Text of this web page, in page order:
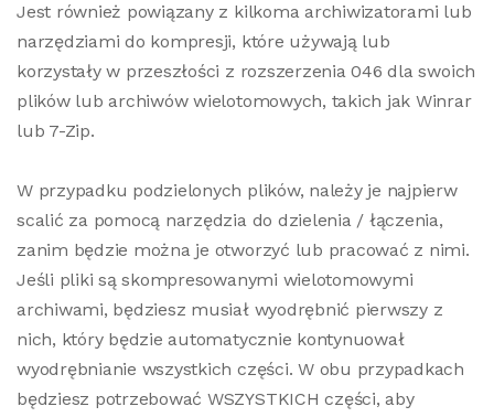
Jest również powiązany z kilkoma archiwizatorami lub
narzędziami do kompresji, które używają lub
korzystały w przeszłości z rozszerzenia 046 dla swoich
plików lub archiwów wielotomowych, takich jak Winrar
lub 7-Zip.
W przypadku podzielonych plików, należy je najpierw
scalić za pomocą narzędzia do dzielenia / łączenia,
zanim będzie można je otworzyć lub pracować z nimi.
Jeśli pliki są skompresowanymi wielotomowymi
archiwami, będziesz musiał wyodrębnić pierwszy z
nich, który będzie automatycznie kontynuował
wyodrębnianie wszystkich części. W obu przypadkach
będziesz potrzebować WSZYSTKICH części, aby